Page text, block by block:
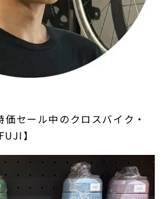
セール中のクロスバイク・
】